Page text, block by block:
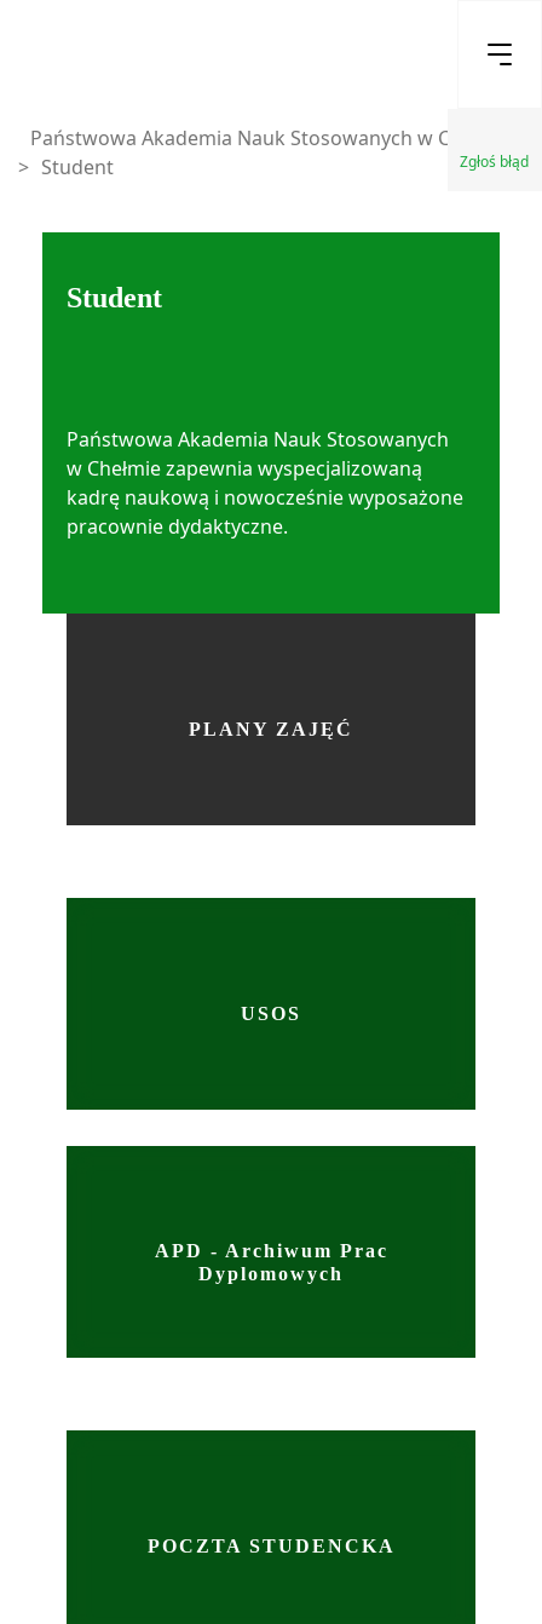
Zgłoś błąd
Państwowa Akademia Nauk Stosowanych w Chełmie
> Student
Student
Państwowa Akademia Nauk Stosowanych
w Chełmie zapewnia wyspecjalizowaną
kadrę naukową i nowocześnie wyposażone
pracownie dydaktyczne.
PLANY ZAJĘĆ
USOS
APD - Archiwum Prac
Dyplomowych
POCZTA STUDENCKA